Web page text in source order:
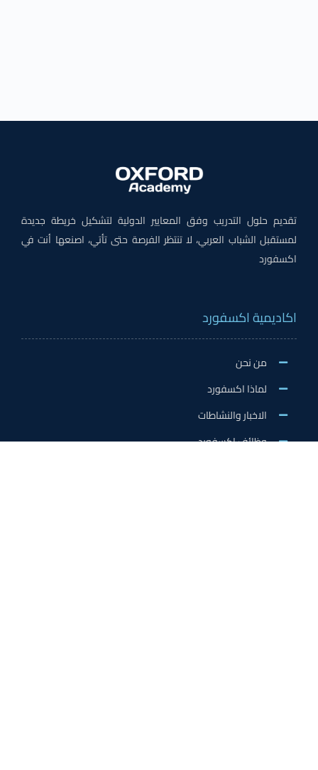
تقديم حلول التدريب وفق المعايير الدولية لتشكيل خريطة جديدة
لمستقبل الشباب العربي، لا تنتظر الفرصة حتى تأتي، اصنعها أنت في
اكسفورد
اكاديمية اكسفورد
من نحن
لماذا اكسفورد
الاخبار والنشاطات
وظائف اكسفورد